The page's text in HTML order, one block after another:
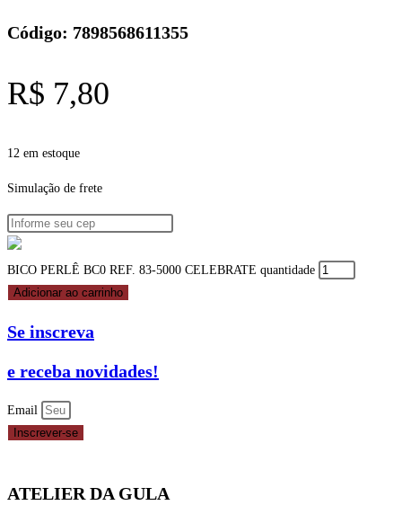
Código: 7898568611355
R$ 7,80
12 em estoque
Simulação de frete
BICO PERLÊ BC0 REF. 83-5000 CELEBRATE quantidade
Adicionar ao carrinho
Se inscreva
e receba novidades!
Email
Inscrever-se
ATELIER DA GULA